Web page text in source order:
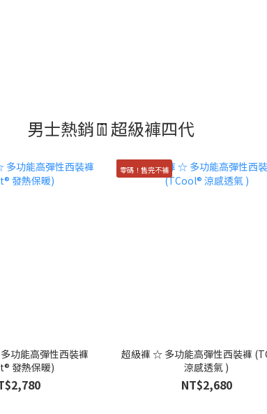
男士熱銷👖超級褲四代
功能高彈性西裝褲
發熱保暖)
零碼！售完不補
超級褲 ☆ 多功能高彈性西裝褲
涼感透氣 )
NT$2,680